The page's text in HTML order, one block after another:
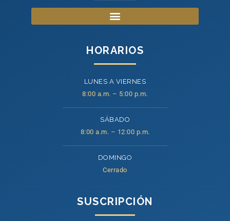
HORARIOS
LUNES A VIERNES
8:00 a.m. – 5:00 p.m.
SÁBADO
8:00 a.m. – 12:00 p.m.
DOMINGO
Cerrado
SUSCRIPCIÓN